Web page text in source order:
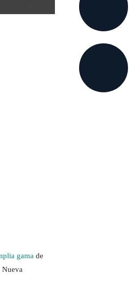
gama de
Nueva